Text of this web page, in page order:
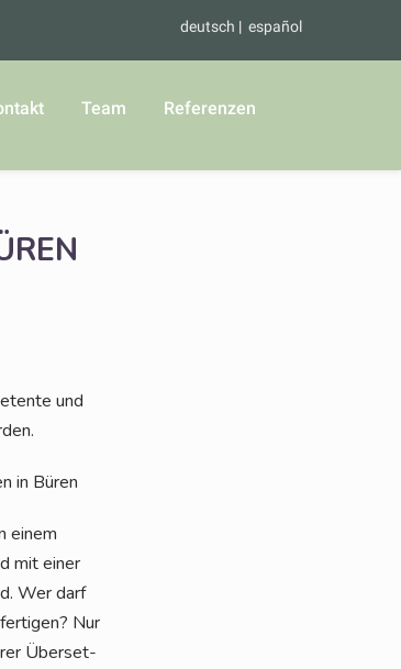
deutsch español
Team Referenzen
und
in Büren
einem
mit einer
Wer darf
Nur
Über­set­